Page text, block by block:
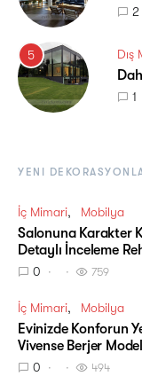
2
5 Dış
1
YENI
İç Mimari Mobilya
Salonuna Karakter
Detaylı İnceleme
0 759
İç Mimari Mobilya
Evinizde Konforun
Vivense Berjer
0 494